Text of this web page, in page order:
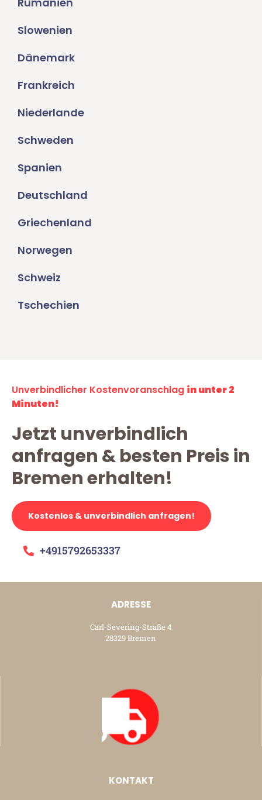
Slowenien
Dänemark
Frankreich
Niederlande
Schweden
Spanien
Deutschland
Griechenland
Norwegen
Schweiz
Tschechien
Unverbindlicher Kostenvoranschlag in unter 2
Minuten!
Jetzt unverbindlich
anfragen & besten Preis in
Bremen erhalten!
Kostenlos & unverbindlich anfragen!
+4915792653337
ADRESSE
Carl-Severing-Straße 4
28329 Bremen
KONTAKT